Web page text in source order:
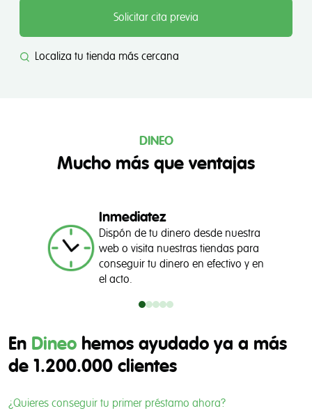
Solicitar cita previa
Localiza tu tienda más cercana
DINEO
Mucho más que ventajas
Inmediatez
Dispón de tu dinero desde nuestra
web o visita nuestras tiendas para
conseguir tu dinero en efectivo y en
el acto.
En Dineo hemos ayudado ya a más
de 1.200.000 clientes
¿Quieres conseguir tu primer préstamo ahora?